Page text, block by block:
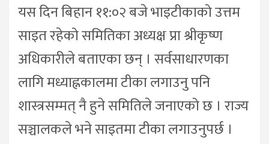
यस दिन बिहान ११:०२ बजे भाइटीकाको उत्तम
साइत रहेको समितिका अध्यक्ष प्रा श्रीकृष्ण
अधिकारीले बताएका छन् । सर्वसाधारणका
लागि मध्याह्नकालमा टीका लगाउनु पनि
शास्त्रसम्मत् नै हुने समितिले जनाएको छ । राज्य
सञ्चालकले भने साइतमा टीका लगाउनुपर्छ ।